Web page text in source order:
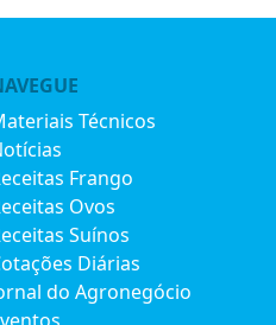
Técnicos
Frango
Ovos
Suínos
Diárias
do Agronegócio